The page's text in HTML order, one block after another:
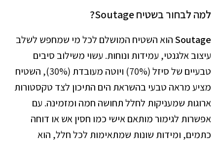
למה לבחור בשטיח Soutage?
Soutageהוא השטיח המושלם לכל מי שמחפש לשלב
עיצוב אלגנטי, עמידות ונוחות. עשוי משילוב סיבים
טבעיים של סיזל (70%) ויוטה מעובדת (30%), השטיח
מציע מראה טבעי בהשראת הים התיכון לצד טקסטורות
ארוגות שמעניקות לחלל תחושה חמה ומזמינה. עם
אפשרות לגימור מותאם אישי כמו חסין אש או דוחה
כתמים, ומידות שונות שמתאימות לכל חלל, הוא